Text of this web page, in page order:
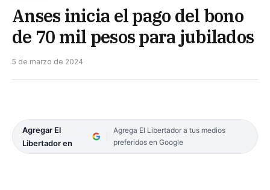
Anses inicia el pago del bono
de 70 mil pesos para jubilados
5 de marzo de 2024
Agregar El
Libertador en
Agrega El Libertador a tus medios
preferidos en Google